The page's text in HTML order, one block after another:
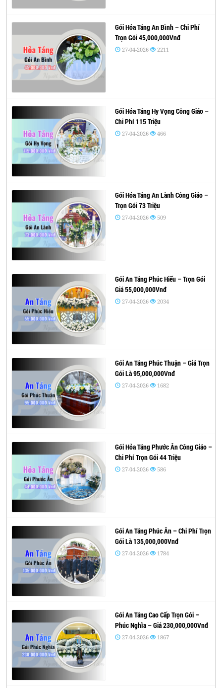
Gói Hỏa Táng An Bình – Chi Phí
Trọn Gói 45,000,000Vnđ
27-04-2026 2211
Gói Hỏa Táng Hy Vọng Công Giáo –
Chi Phí 115 Triệu
27-04-2026 466
Gói Hỏa Táng An Lành Công Giáo –
Trọn Gói 73 Triệu
27-04-2026 509
Gói An Táng Phúc Hiếu – Trọn Gói
Giá 55,000,000Vnđ
27-04-2026 2034
Gói An Táng Phúc Thuận – Giá Trọn
Gói Là 95,000,000Vnđ
27-04-2026 1682
Gói Hỏa Táng Phước Ân Công Giáo –
Chi Phí Trọn Gói 44 Triệu
27-04-2026 586
Gói An Táng Phúc Ân – Chi Phí Trọn
Gói Là 135,000,000Vnđ
27-04-2026 1784
Gói An Táng Cao Cấp Trọn Gói –
Phúc Nghĩa – Giá 230,000,000Vnđ
27-04-2026 1867